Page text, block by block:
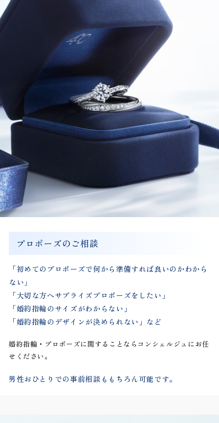
プロポーズのご相談
「初めてのプロポーズで何から準備すれば良いのかわから
ない」
「大切な方へサプライズプロポーズをしたい」
「婚約指輪のサイズがわからない」
「婚約指輪のデザインが決められない」など
婚約指輪・プロポーズに関することならコンシェルジュにお任
せください。
男性おひとりでの事前相談ももちろん可能です。